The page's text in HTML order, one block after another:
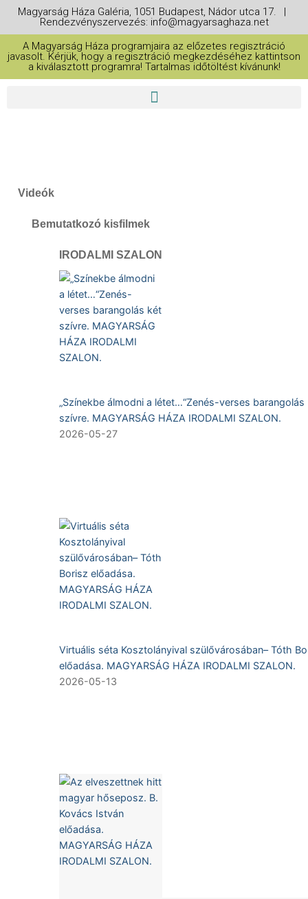
Magyarság Háza Galéria, 1051 Budapest, Nádor utca 17. |
Rendezvényszervezés: info@magyarsaghaza.net
A Magyarság Háza programjaira az előzetes regisztráció
javasolt. Kérjük, hogy a regisztráció megkezdéséhez kattintson
a kiválasztott programra! Tartalmas időtöltést kívánunk!
Videók
Bemutatkozó kisfilmek
IRODALMI SZALON
„Színekbe álmodni a létet…“Zenés-verses barangolás
szívre. MAGYARSÁG HÁZA IRODALMI SZALON.
2026-05-27
Virtuális séta Kosztolányival szülővárosában– Tóth
előadása. MAGYARSÁG HÁZA IRODALMI SZALON.
2026-05-13